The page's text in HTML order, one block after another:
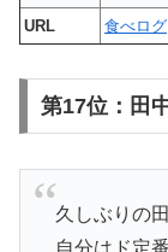
URL
食べログ
第17位：田
久しぶりの
自分はド定